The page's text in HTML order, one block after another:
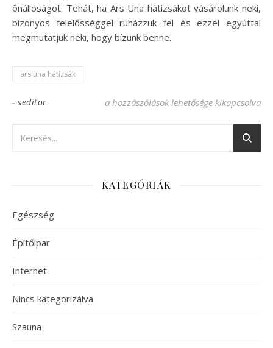
önállóságot. Tehát, ha Ars Una hátizsákot vásárolunk neki,
bizonyos felelősséggel ruházzuk fel és ezzel egyúttal
megmutatjuk neki, hogy bízunk benne.
ars una hátizsák
- seditor Megbízható útitárs az Ars Una hátizsák
a hozzászólások lehetősége kikapcsolva
KATEGÓRIÁK
Egészség
Építőipar
Internet
Nincs kategorizálva
Szauna